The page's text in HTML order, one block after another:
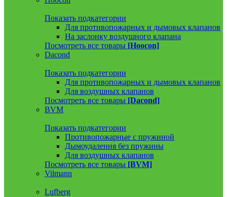
Показать подкатегории
Для противопожарных и дымовых клапанов
На заслонку воздушного клапана
Посмотреть все товары [Hoocon]
Dacond
Показать подкатегории
Для противопожарных и дымовых клапанов
Для воздушных клапанов
Посмотреть все товары [Dacond]
BVM
Показать подкатегории
Противопожарные с пружиной
Дымоудаления без пружины
Для воздушных клапанов
Посмотреть все товары [BVM]
Vilmann
Lufberg